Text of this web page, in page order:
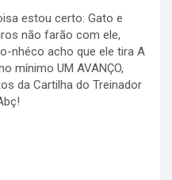
estou certo: Gato e
não farão com ele,
nhéco acho que ele tira A
mínimo UM AVANÇO,
da Cartilha do Treinador